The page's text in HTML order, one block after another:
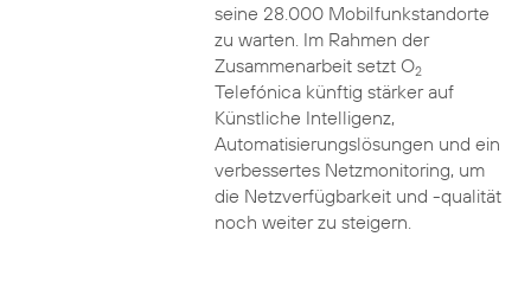
seine 28.000 Mobilfunkstandorte
zu warten. Im Rahmen der
Zusammenarbeit setzt O2
Telefónica künftig stärker auf
Künstliche Intelligenz,
Automatisierungslösungen und ein
verbessertes Netzmonitoring, um
die Netzverfügbarkeit und -qualität
noch weiter zu steigern.